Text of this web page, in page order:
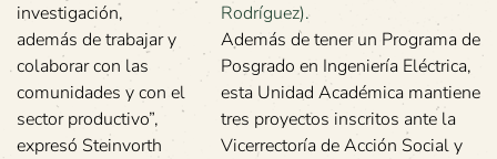
Además de tener un Programa de
Posgrado en Ingeniería Eléctrica,
esta Unidad Académica mantiene
tres proyectos inscritos ante la
Vicerrectoría de Acción Social y
investigación,
además de trabajar y
colaborar con las
comunidades y con el
sector productivo”,
expresó Steinvorth